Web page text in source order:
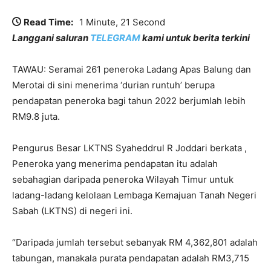
Read Time: 1 Minute, 21 Second
Langgani saluran TELEGRAMkami untuk berita terkini
TAWAU: Seramai 261 peneroka Ladang Apas Balung dan
Merotai di sini menerima ‘durian runtuh’ berupa
pendapatan peneroka bagi tahun 2022 berjumlah lebih
RM9.8 juta.
Pengurus Besar LKTNS Syaheddrul R Joddari berkata ,
Peneroka yang menerima pendapatan itu adalah
sebahagian daripada peneroka Wilayah Timur untuk
ladang-ladang kelolaan Lembaga Kemajuan Tanah Negeri
Sabah (LKTNS) di negeri ini.
“Daripada jumlah tersebut sebanyak RM 4,362,801 adalah
tabungan, manakala purata pendapatan adalah RM3,715